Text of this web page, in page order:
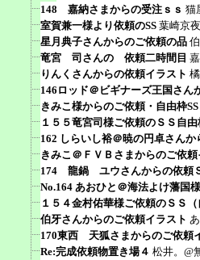
148 嘉納さまからの受注ｓｓ 猫
室賀兼一様より依頼のSS 葉崎京
星月典子さんからのご依頼の品
竜宮 司さんの 依頼二時間目
りんくさんからの依頼イラスト
146ロッド＠ビギナーズ王国さん
きみこ様からのご依頼・自由枠SS
１５５竜宮司様ご依頼のＳＳ自由
162 しらいし裕＠暁の円卓さんか
きみこ＠ＦＶＢさまからのご依頼
174 龍鍋 ユウさんからの依頼
No.164 あおひと＠海法よけ藩国
１５４金村佑華様ご依頼のＳＳ
伯牙さんからのご依頼イラスト
170東西 天狐さまからのご依頼
Re:完成依頼物置き場４ 松井。@